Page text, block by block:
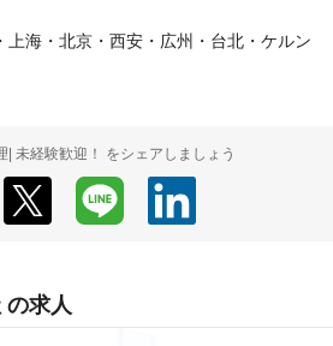
上海・北京・西安・広州・台北・ケルン
| 未経験歓迎！ をシェアしましょう
の求人